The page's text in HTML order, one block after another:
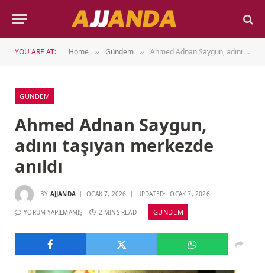
YOU ARE AT: Home » Gündem » Ahmed Adnan Saygun, adını taşıyan merkezde anıldı
GÜNDEM
Ahmed Adnan Saygun,
adını taşıyan merkezde
anıldı
BY AJJANDA OCAK 7, 2026 UPDATED: OCAK 7, 2026
YORUM YAPILMAMIŞ 2 MINS READ GÜNDEM